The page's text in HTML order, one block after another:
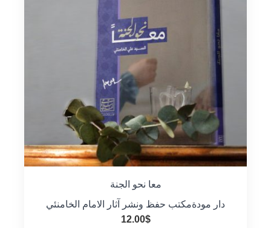
معا نحو الجنة
دار مودةمكتب حفظ ونشر آثار الامام الخامنئي
12.00$